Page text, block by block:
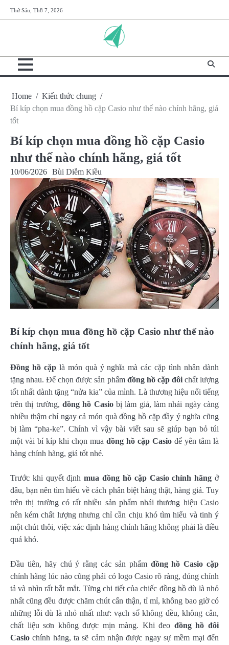
to
Thứ Sáu, Th8 7, 2026
Home
Kiến thức chung
Bí kíp chọn mua đồng hồ cặp Casio như thế nào chính hãng, giá
tốt
Bí kíp chọn mua đồng hồ cặp Casio
như thế nào chính hãng, giá tốt
10/06/2026 Bùi Diễm Kiều
Bí kíp chọn mua đồng hồ cặp Casio như thế nào
chính hãng, giá tốt
Đồng hồ cặplà món quà ý nghĩa mà các cặp tình nhân dành
tặng nhau. Để chọn được sản phẩm đồng hồ cặp đôi chất lượng
tốt nhất dành tặng “nửa kia” của mình. Là thương hiệu nổi tiếng
trên thị trường, đồng hồ Casiobị làm giả, làm nhái ngày càng
nhiều thậm chí ngay cả món quà đồng hồ cặp đầy ý nghĩa cũng
bị làm “pha-ke”. Chính vì vậy bài viết sau sẽ giúp bạn bỏ túi
một vài bí kíp khi chọn mua đồng hồ cặp Casio để yên tâm là
hàng chính hãng, giá tốt nhé.
Trước khi quyết địnhmua đồng hồ cặp Casio chính hãngở
đâu, bạn nên tìm hiểu về cách phân biệt hàng thật, hàng giả. Tuy
trên thị trường có rất nhiều sản phẩm nhái thương hiệu Casio
nên kém chất lượng nhưng chỉ cần chịu khó tìm hiểu và tinh ý
một chút thôi, việc xác định hàng chính hãng không phải là điều
quá khó.
Đầu tiên, hãy chú ý rằng các sản phẩm đồng hồ Casio cặp
chính hãng lúc nào cũng phải có logo Casio rõ ràng, đúng chính
tả và nhìn rất bắt mắt. Từng chi tiết của chiếc đồng hồ dù là nhỏ
nhất cũng đều được chăm chút cẩn thận, tỉ mỉ, không bao giờ có
những lỗi dù là nhỏ nhất như: vạch số không đều, không cân,
chất liệu sơn không được mịn màng. Khi đeo đồng hồ đôi
Casiochính hãng, ta sẽ cảm nhận được ngay sự mềm mại đến